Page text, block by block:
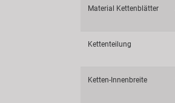
Material Kettenblätter
Kettenteilung
Ketten-Innenbreite